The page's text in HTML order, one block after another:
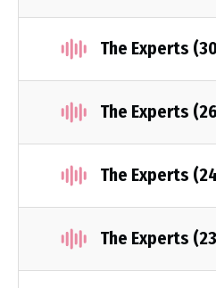
The Experts
The Experts
The Experts
The Experts